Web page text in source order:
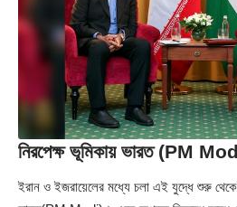
নিরপেক্ষ ভূমিকায় ভারত (PM
ইরান ও ইজরায়েলের মধ্যে চলা এই যুদ্ধে শুরু